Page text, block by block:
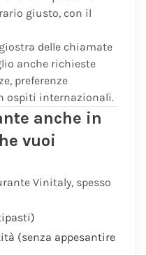
giusto, con il
delle chiamate
anche richieste
preferenze
ospiti internazionali.
anche in
vuoi
Vinitaly, spesso
(senza appesantire